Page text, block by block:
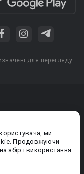
ми
Продовжуючи
збір і використання
для перегляду